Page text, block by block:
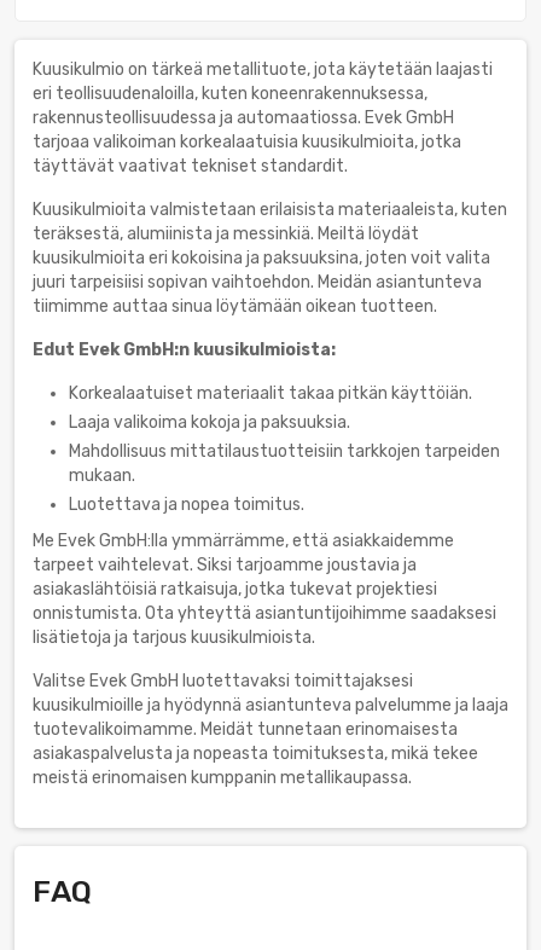
Kuusikulmio on tärkeä metallituote, jota käytetään laajasti
eri teollisuudenaloilla, kuten koneenrakennuksessa,
rakennusteollisuudessa ja automaatiossa. Evek GmbH
tarjoaa valikoiman korkealaatuisia kuusikulmioita, jotka
täyttävät vaativat tekniset standardit.
Kuusikulmioita valmistetaan erilaisista materiaaleista, kuten
teräksestä, alumiinista ja messinkiä. Meiltä löydät
kuusikulmioita eri kokoisina ja paksuuksina, joten voit valita
juuri tarpeisiisi sopivan vaihtoehdon. Meidän asiantunteva
tiimimme auttaa sinua löytämään oikean tuotteen.
Edut Evek GmbH:n kuusikulmioista:
Korkealaatuiset materiaalit takaa pitkän käyttöiän.
Laaja valikoima kokoja ja paksuuksia.
Mahdollisuus mittatilaustuotteisiin tarkkojen tarpeiden
mukaan.
Luotettava ja nopea toimitus.
Me Evek GmbH:lla ymmärrämme, että asiakkaidemme
tarpeet vaihtelevat. Siksi tarjoamme joustavia ja
asiakaslähtöisiä ratkaisuja, jotka tukevat projektiesi
onnistumista. Ota yhteyttä asiantuntijoihimme saadaksesi
lisätietoja ja tarjous kuusikulmioista.
Valitse Evek GmbH luotettavaksi toimittajaksesi
kuusikulmioille ja hyödynnä asiantunteva palvelumme ja laaja
tuotevalikoimamme. Meidät tunnetaan erinomaisesta
asiakaspalvelusta ja nopeasta toimituksesta, mikä tekee
meistä erinomaisen kumppanin metallikaupassa.
FAQ